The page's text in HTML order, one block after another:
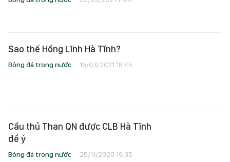
Sao thế Hồng Lĩnh Hà Tĩnh?
Bóng đá trong nước 16/03/2021 18:45
Cầu thủ Than QN được CLB Hà Tĩnh
để ý
Bóng đá trong nước 25/11/2020 19:35